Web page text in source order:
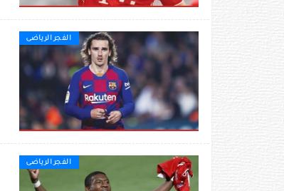
الفجر الرياضى
الفجر الرياضى